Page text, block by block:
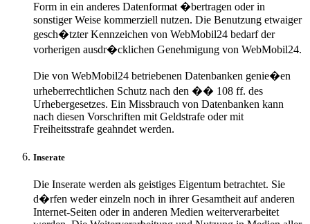
Form in ein anderes Datenformat �bertragen oder in
sonstiger Weise kommerziell nutzen. Die Benutzung etwaiger
gesch�tzter Kennzeichen von WebMobil24 bedarf der
vorherigen ausdr�cklichen Genehmigung von WebMobil24.
Die von WebMobil24 betriebenen Datenbanken genie�en
urheberrechtlichen Schutz nach den �� 108 ff. des
Urhebergesetzes. Ein Missbrauch von Datenbanken kann
nach diesen Vorschriften mit Geldstrafe oder mit
Freiheitsstrafe geahndet werden.
Inserate
Die Inserate werden als geistiges Eigentum betrachtet. Sie
d�rfen weder einzeln noch in ihrer Gesamtheit auf anderen
Internet-Seiten oder in anderen Medien weiterverarbeitet